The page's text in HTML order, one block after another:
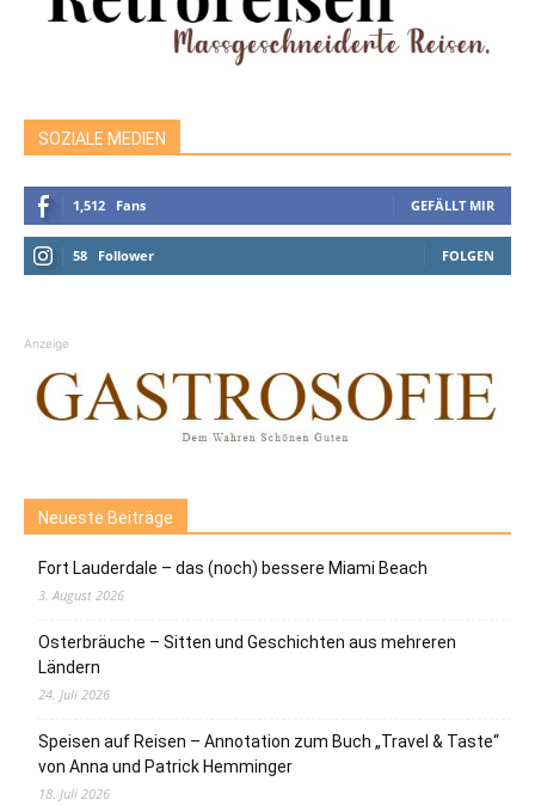
SOZIALE MEDIEN
1,512 Fans GEFÄLLT MIR
58 Follower FOLGEN
Anzeige
Neueste Beiträge
Fort Lauderdale – das (noch) bessere Miami Beach
3. August 2026
Osterbräuche – Sitten und Geschichten aus mehreren
Ländern
24. Juli 2026
Speisen auf Reisen – Annotation zum Buch „Travel & Taste“
von Anna und Patrick Hemminger
18. Juli 2026